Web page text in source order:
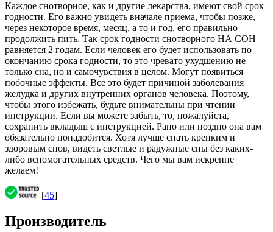
Каждое снотворное, как и другие лекарства, имеют свой срок
годности. Его важно увидеть вначале приема, чтобы позже,
через некоторое время, месяц, а то и год, его правильно
продолжить пить. Так срок годности снотворного НА СОН
равняется 2 годам. Если человек его будет использовать по
окончанию срока годности, то это чревато ухудшению не
только сна, но и самочувствия в целом. Могут появиться
побочные эффекты. Все это будет причиной заболевания
желудка и других внутренних органов человека. Поэтому,
чтобы этого избежать, будьте внимательны при чтении
инструкции. Если вы можете забыть, то, пожалуйста,
сохранить вкладыш с инструкцией. Рано или поздно она вам
обязательно понадобится. Хотя лучше спать крепким и
здоровым снов, видеть светлые и радужные сны без каких-
либо вспомогательных средств. Чего мы вам искренне
желаем!
[45]
Производитель